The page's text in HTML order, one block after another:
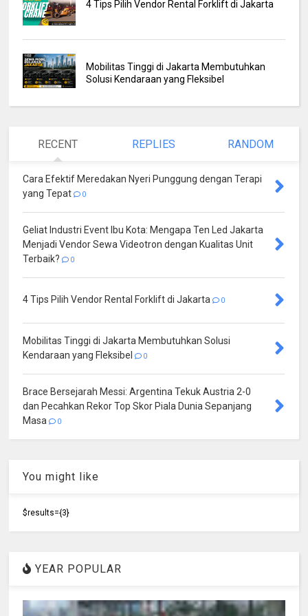
4 Tips Pilih Vendor Rental Forklift di Jakarta
Mobilitas Tinggi di Jakarta Membutuhkan
Solusi Kendaraan yang Fleksibel
RECENT REPLIES RANDOM
Cara Efektif Meredakan Nyeri Punggung dengan Terapi
yang Tepat
0
Geliat Industri Event Ibu Kota: Mengapa Ten Led Jakarta
Menjadi Vendor Sewa Videotron dengan Kualitas Unit
Terbaik?
0
4 Tips Pilih Vendor Rental Forklift di Jakarta 0
Mobilitas Tinggi di Jakarta Membutuhkan Solusi
Kendaraan yang Fleksibel
0
Brace Bersejarah Messi: Argentina Tekuk Austria 2-0
dan Pecahkan Rekor Top Skor Piala Dunia Sepanjang
Masa
0
You might like
$results={3}
YEAR POPULAR